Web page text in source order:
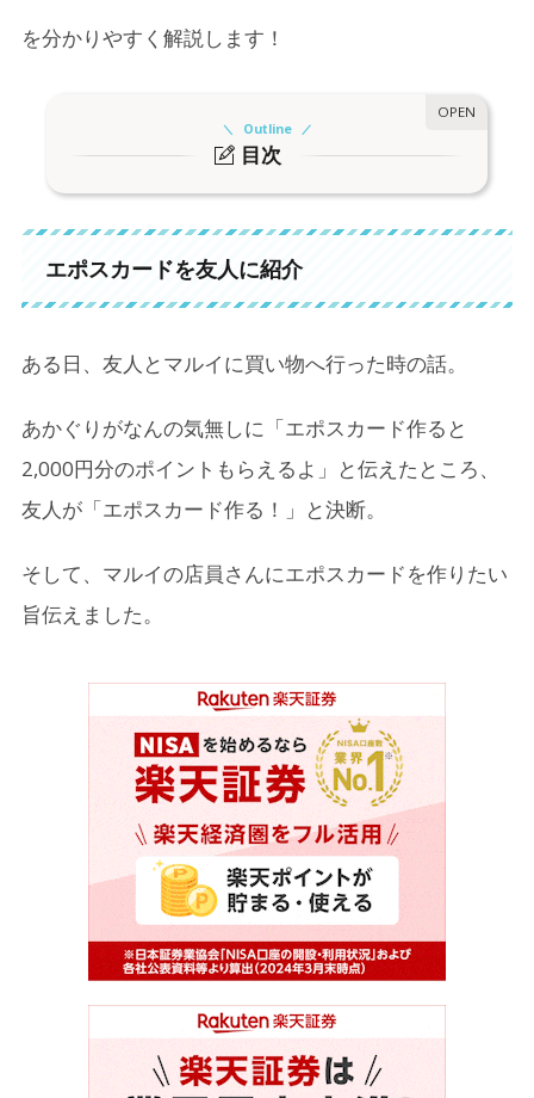
を分かりやすく解説します！
目次
Outline
2. エポスカードを作りたい！と言えば完了
3. 気に入ったものやサービスは、使われないと無く
4. あなたの紹介が、経済をよくする
5. あかぐりがおすすめしたいバウムクーヘン
6. 「紹介ってなんだか気が引ける・・・」という人
へ
運動」（2017年〜）
クごみ削減につながった（2013年）
大切なものは、たくさんの人に伝えよう
エポスカードを友人に紹介
ある日、友人とマルイに買い物へ行った時の話。
あかぐりがなんの気無しに「エポスカード作ると
2,000円分のポイントもらえるよ」と伝えたところ、
友人が「エポスカード作る！」と決断。
そして、マルイの店員さんにエポスカードを作りたい
旨伝えました。